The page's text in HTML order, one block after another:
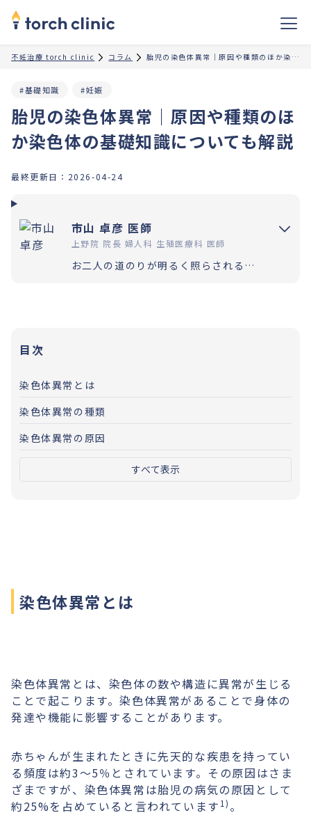
不妊治療 torch clinic コラム 胎児の染色体異常｜原因や種類のほか染色体の基礎知識についても解説
胎児の染色体異常｜原因や種類のほ
か染色体の基礎知識についても解説
#基礎知識 #妊娠
最終更新日： 2026-04-24
市山 卓彦 医師
上野院 院長 婦人科 生殖医療科 医師
お二人の道のりが明るく照らされるよう「理解」と「納得」の上で選択いただく過程を大切にしています。エビデンスに基づいた高水準の医療提供により「幸せな家族計画の実現」をお手伝いさせていただきます。
目次
染色体異常とは
染色体異常の種類
染色体異常の原因
すべて表示
染色体異常とは
染色体異常とは、染色体の数や構造に異常が生じる
ことで起こります。染色体異常があることで身体の
発達や機能に影響することがあります。
赤ちゃんが生まれたときに先天的な疾患を持ってい
る頻度は約3〜5％とされています。その原因はさま
ざまですが、染色体異常は胎児の病気の原因として
約25%を占めていると言われています 1) 。